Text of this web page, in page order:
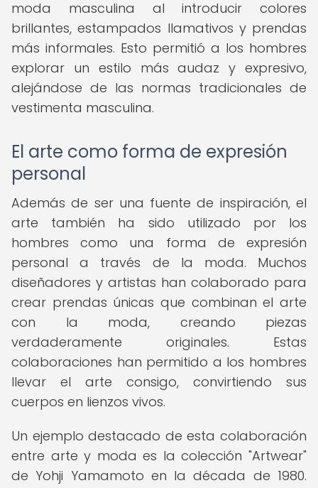
moda masculina al introducir colores
brillantes, estampados llamativos y prendas
más informales. Esto permitió a los hombres
explorar un estilo más audaz y expresivo,
alejándose de las normas tradicionales de
vestimenta masculina.
El arte como forma de expresión
personal
Además de ser una fuente de inspiración, el
arte también ha sido utilizado por los
hombres como una forma de expresión
personal a través de la moda. Muchos
diseñadores y artistas han colaborado para
crear prendas únicas que combinan el arte
con la moda, creando piezas
verdaderamente originales. Estas
colaboraciones han permitido a los hombres
llevar el arte consigo, convirtiendo sus
cuerpos en lienzos vivos.
Un ejemplo destacado de esta colaboración
entre arte y moda es la colección "Artwear"
de Yohji Yamamoto en la década de 1980.